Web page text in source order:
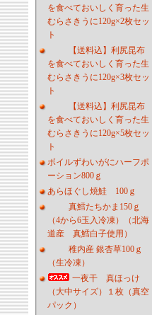
を食べておいしく育った生
むらさきうに120g×2枚セッ
ト
【送料込】利尻昆布
を食べておいしく育った生
むらさきうに120g×3枚セッ
ト
【送料込】利尻昆布
を食べておいしく育った生
むらさきうに120g×5枚セッ
ト
ボイルずわいがにハーフポ
ーション800ｇ
あらほぐし焼鮭 100ｇ
真鱈たちかま150ｇ
（4から6玉入冷凍）（北海
道産 真鱈白子使用）
稚内産 銀杏草100ｇ
（生冷凍）
一夜干 真ほっけ
（大中サイズ）１枚（真空
パック）